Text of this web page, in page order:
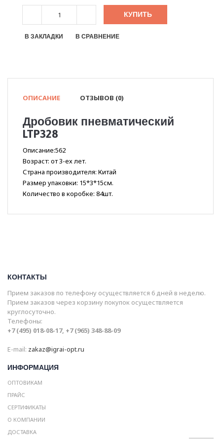
КУПИТЬ
В ЗАКЛАДКИ В СРАВНЕНИЕ
ОПИСАНИЕ ОТЗЫВОВ (0)
Дробовик пневматический
LTP328
Описание:562
Возраст: от 3-ех лет.
Страна производителя: Китай
Размер упаковки: 15*3*15см.
Количество в коробке: 84шт.
КОНТАКТЫ
Прием заказов по телефону осуществляется 6 дней в неделю.
Прием заказов через корзину покупок осуществляется
круглосуточно.
Телефоны:
+7 (495) 018-08-17, +7 (965) 348-88-09
E-mail: zakaz@igrai-opt.ru
ИНФОРМАЦИЯ
ОПТОВИКАМ
ПРАЙС
СЕРТИФИКАТЫ
О КОМПАНИИ
ДОСТАВКА